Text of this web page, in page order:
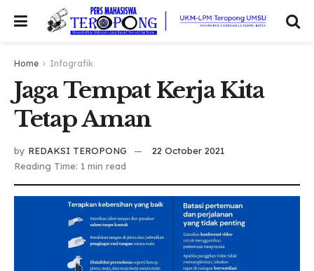
Home Infografik
Jaga Tempat Kerja Kita
Tetap Aman
by REDAKSI TEROPONG
22 October 2021
Reading Time: 1 min read